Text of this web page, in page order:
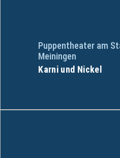
Puppentheater am
Meiningen
Karni und Nickel